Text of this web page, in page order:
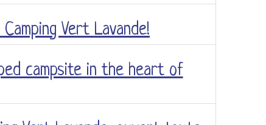
Vert Lavande!
campsite in the heart of